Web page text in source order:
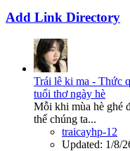
Add Link Directory
Trái lê ki ma - Thức
tuổi thơ ngày hè
Mỗi khi mùa hè ghé
thể chúng ta...
traicayhp-12
Updated: 1/8/